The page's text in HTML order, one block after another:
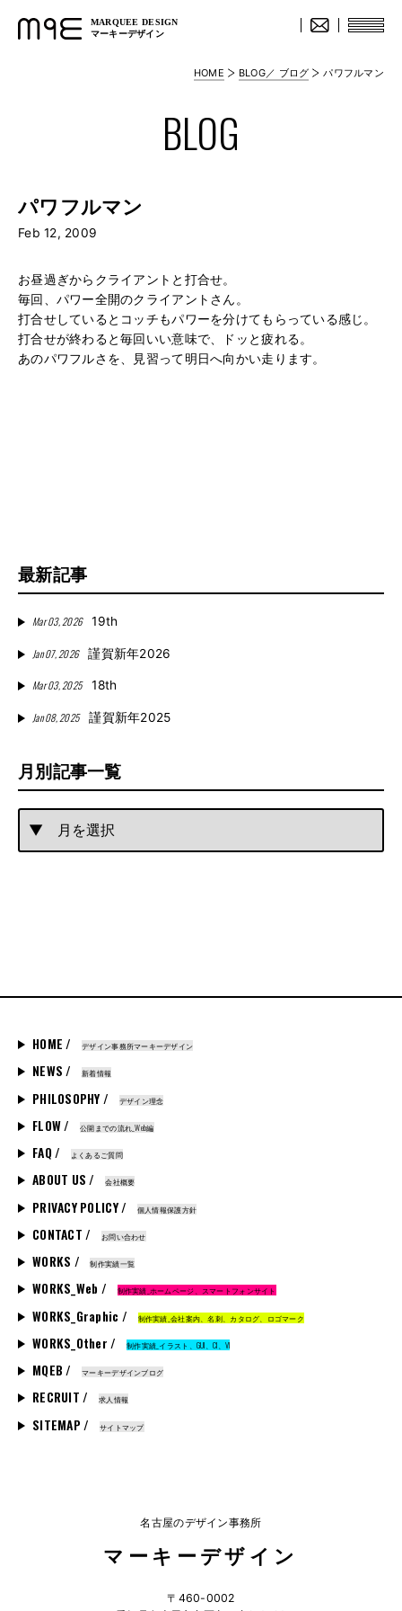
MARQUEE DESIGN
マーキーデザイン
HOME BLOG／ ブログ パワフルマン
BLOG
パワフルマン
Feb 12, 2009
お昼過ぎからクライアントと打合せ。
毎回、パワー全開のクライアントさん。
打合せしているとコッチもパワーを分けてもらっている感じ。
打合せが終わると毎回いい意味で、ドッと疲れる。
あのパワフルさを、見習って明日へ向かい走ります。
最新記事
Mar 03, 2026 19th
Jan 07, 2026 謹賀新年2026
Mar 03, 2025 18th
Jan 08, 2025 謹賀新年2025
月別記事一覧
HOME / デザイン事務所マーキーデザイン
NEWS / 新着情報
PHILOSOPHY / デザイン理念
FLOW / 公開までの流れ_Web編
FAQ / よくあるご質問
ABOUT US / 会社概要
PRIVACY POLICY / 個人情報保護方針
CONTACT / お問い合わせ
WORKS / 制作実績一覧
WORKS_Web / 制作実績_ホームページ、スマートフォンサイト
WORKS_Graphic / 制作実績_会社案内、名刺、カタログ、ロゴマーク
WORKS_Other / 制作実績_イラスト、GUI、CI、VI
MQEB / マーキーデザインブログ
RECRUIT / 求人情報
SITEMAP / サイトマップ
名古屋のデザイン事務所
マーキーデザイン
〒460-0002